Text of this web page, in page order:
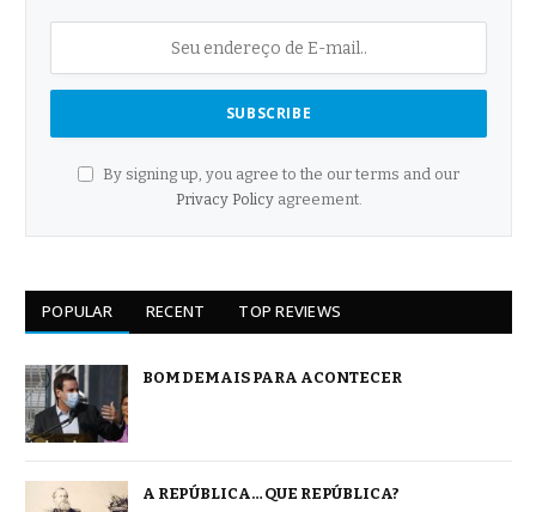
By signing up, you agree to the our terms and our
Privacy Policyagreement.
POPULAR RECENT TOP REVIEWS
BOM DEMAIS PARA ACONTECER
A REPÚBLICA… QUE REPÚBLICA?